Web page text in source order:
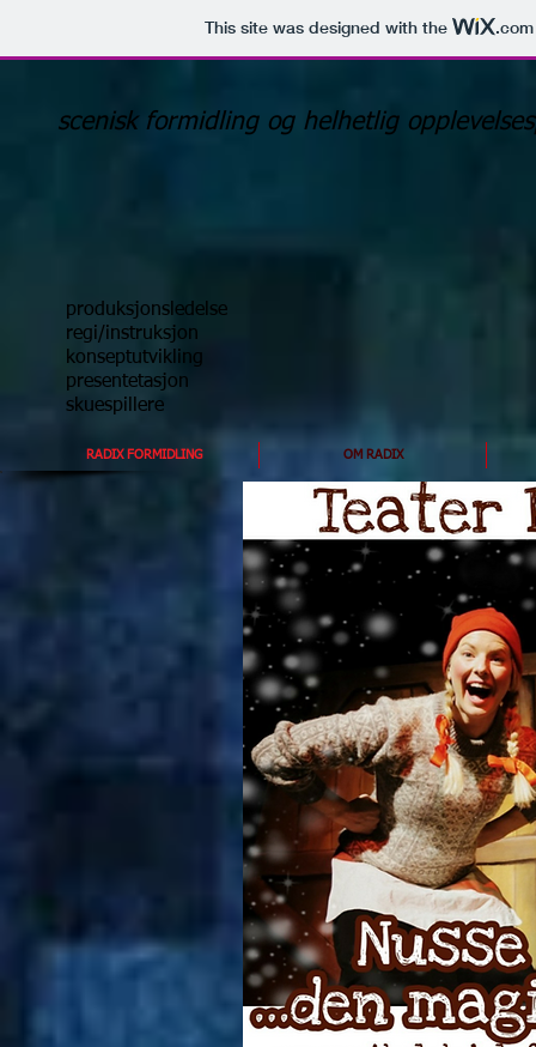
This site was designed with the .com
scenisk formidling og helhetlig
produksjonsledelse
regi/instruksjon
konseptutvikling
presentetasjon
skuespillere
RADIX FORMIDLING OM RADIX